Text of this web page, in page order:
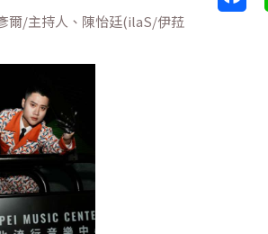
爾/主持人、陳怡廷(ilaS/伊菈